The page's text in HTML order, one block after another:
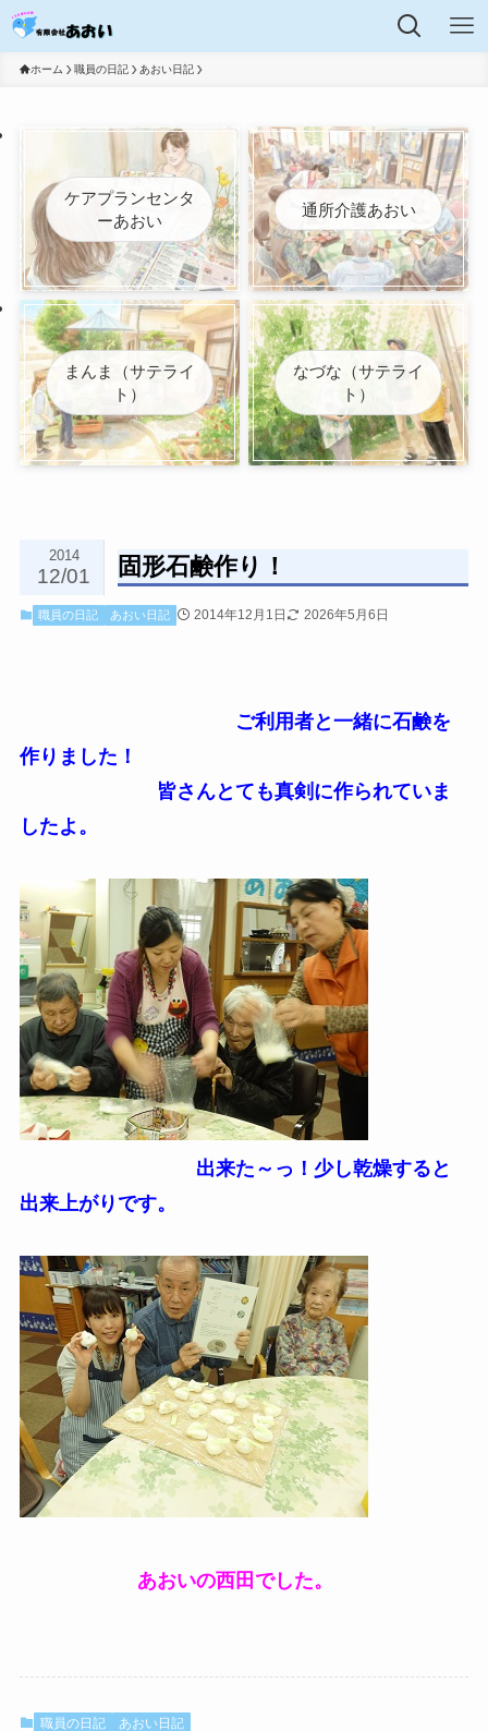
ホーム 職員の日記 あおい日記
ケアプランセンタ
ーあおい
通所介護あおい
まんま（サテライ
ト）
なづな（サテライ
ト）
固形石鹸作り！
2014
12/01
職員の日記 あおい日記 2014年12月1日 2026年5月6日
ご利用者と一緒に石鹸を
作りました！
皆さんとても真剣に作られていま
したよ。
出来た～っ！少し乾燥すると
出来上がりです。
あおいの西田でした。
職員の日記 あおい日記